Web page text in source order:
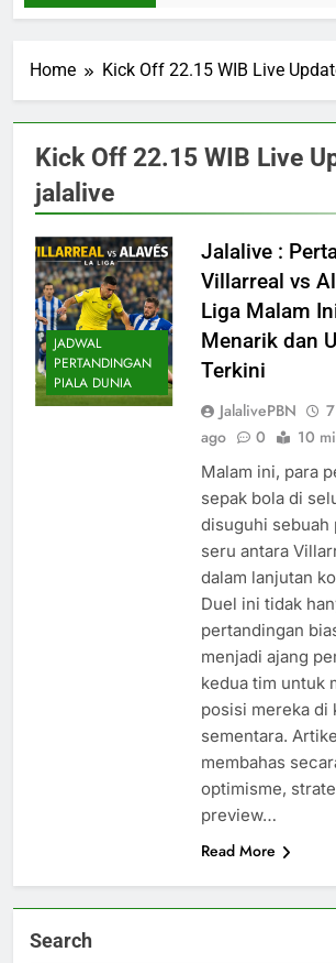
Home Kick Off 22.15 WIB Live
Kick Off 22.15 WIB Live
jalalive
JADWAL
PERTANDINGAN
PIALA DUNIA
Jalalive :
Villarreal vs
Liga Malam
Menarik dan
Terkini
JalalivePBN
ago
0 10
Malam ini, para
sepak bola di
disuguhi sebuah
seru antara
dalam lanjutan
Duel ini tidak
pertandingan
menjadi ajang
kedua tim untuk
posisi mereka di
sementara.
membahas
optimisme,
preview…
Read More
Search